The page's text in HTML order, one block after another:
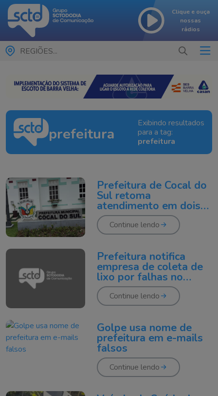
Clique e ouça
nossas
rádios
REGIÕES...
prefeitura
Exibindo resultados
para a tag:
prefeitura
Prefeitura de Cocal do
Sul retoma
atendimento em dois
turnos
Continue lendo
Prefeitura notifica
empresa de coleta de
lixo por falhas no
serviço em Tubarão
Continue lendo
Golpe usa nome de
prefeitura em e-mails
falsos
Continue lendo